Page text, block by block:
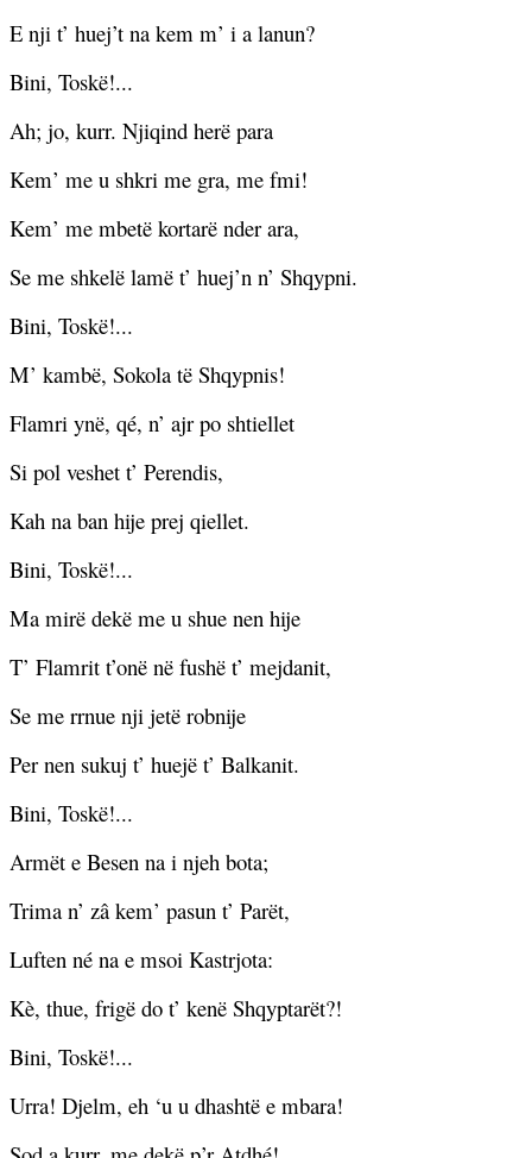
E nji t’ huej’t na kem m’ i a lanun?
Bini, Toskë!...
Ah; jo, kurr. Njiqind herë para
Kem’ me u shkri me gra, me fmi!
Kem’ me mbetë kortarë nder ara,
Se me shkelë lamë t’ huej’n n’ Shqypni.
Bini, Toskë!...
M’ kambë, Sokola të Shqypnis!
Flamri ynë, qé, n’ ajr po shtiellet
Si pol veshet t’ Perendis,
Kah na ban hije prej qiellet.
Bini, Toskë!...
Ma mirë dekë me u shue nen hije
T’ Flamrit t’onë në fushë t’ mejdanit,
Se me rrnue nji jetë robnije
Per nen sukuj t’ huejë t’ Balkanit.
Bini, Toskë!...
Armët e Besen na i njeh bota;
Trima n’ zâ kem’ pasun t’ Parët,
Luften né na e msoi Kastrjota:
Kè, thue, frigë do t’ kenë Shqyptarët?!
Bini, Toskë!...
Urra! Djelm, eh ‘u u dhashtë e mbara!